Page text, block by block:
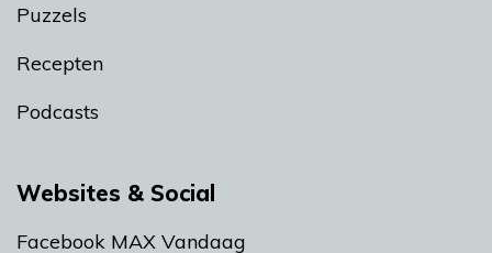
Puzzels
Recepten
Podcasts
Websites & Social
Facebook MAX Vandaag